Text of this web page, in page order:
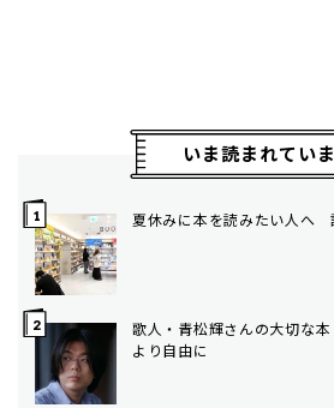
いま読まれてい
夏休みに本を読みたい人へ
歌人・青松輝さんの大切な
より自由に